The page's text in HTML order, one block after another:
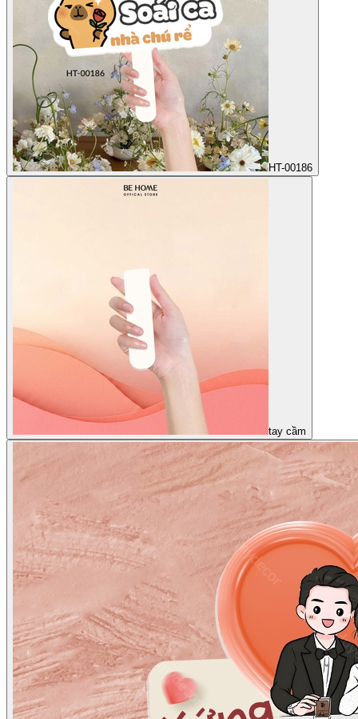
HT-00186
tay cầm